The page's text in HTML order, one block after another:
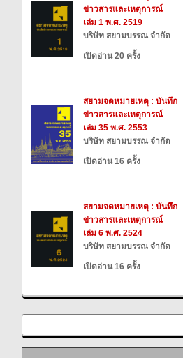
ข่าวสารและเหตุการณ์
เล่ม 1 พ.ศ. 2519
บริษัท สยามบรรณ จำกัด
เปิดอ่าน 20 ครั้ง
สยามจดหมายเหตุ : บันทึก
ข่าวสารและเหตุการณ์
เล่ม 35 พ.ศ. 2553
บริษัท สยามบรรณ จำกัด
เปิดอ่าน 16 ครั้ง
สยามจดหมายเหตุ : บันทึก
ข่าวสารและเหตุการณ์
เล่ม 6 พ.ศ. 2524
บริษัท สยามบรรณ จำกัด
เปิดอ่าน 16 ครั้ง